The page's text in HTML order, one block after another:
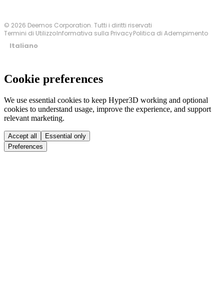
© 2026 Deemos Corporation. Tutti i diritti riservati
Termini di UtilizzoInformativa sulla PrivacyPolitica di Adempimento
Italiano
Cookie preferences
We use essential cookies to keep Hyper3D working and optional
cookies to understand usage, improve the experience, and support
relevant marketing.
Accept all
Essential only
Preferences